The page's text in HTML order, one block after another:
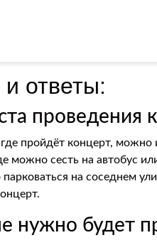
ответы:
проведения
пройдёт концерт,
можно сесть на автобус
на соседнем
нужно будет